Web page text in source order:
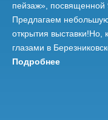
пейзаж», посвященной
Предлагаем
открытия выставки!Но,
глазами в
Подробнее